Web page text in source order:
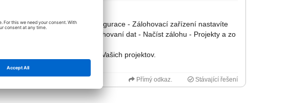
*.zip a *.inf). V Allmenu - Konfigurace - Zálohovací zařízení nastavíte
Potom použijete Zálohovaní dat - Načíst zálohu - Projekty a zo
do adresára so zálohou Vašich projektov.
Přímý odkaz. Stávající řešení